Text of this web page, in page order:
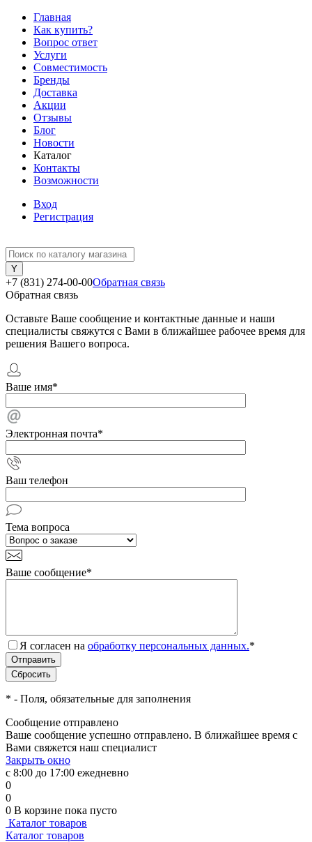
Главная
Как купить?
Вопрос ответ
Услуги
Совместимость
Бренды
Доставка
Акции
Отзывы
Блог
Новости
Каталог
Контакты
Возможности
Вход
Регистрация
+7 (831) 274-00-00Обратная связь
Обратная связь
Оставьте Ваше сообщение и контактные данные и наши
специалисты свяжутся с Вами в ближайшее рабочее время для
решения Вашего вопроса.
Ваше имя*
Электронная почта*
Ваш телефон
Тема вопроса
Ваше сообщение*
Я согласен на обработку персональных данных.*
* - Поля, обязательные для заполнения
Сообщение отправлено
Ваше сообщение успешно отправлено. В ближайшее время с
Вами свяжется наш специалист
Закрыть окно
с 8:00 до 17:00 ежедневно
0
0
0 В корзине пока пусто
Каталог товаров
Каталог товаров